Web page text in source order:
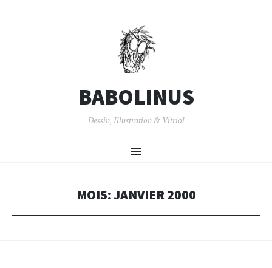
BABOLINUS
Dessin, Illustration & Vitriol
Menu
AU
MOIS:JANVIER 2000